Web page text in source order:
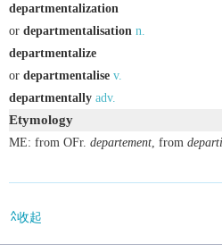
departmentalization
or departmentalisation n.
departmentalize
or departmentalise v.
departmentally adv.
Etymology
ME: from OFr. departement, from
收起